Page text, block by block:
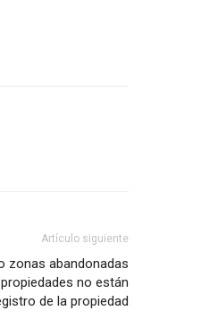
Artículo siguiente
zonas abandonadas
no están
de la propiedad